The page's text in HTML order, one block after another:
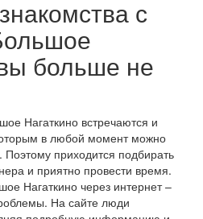
с
больше не
Нагаткино встречаются и
в любой момент можно
Поэтому приходится подбирать
и приятно провести время.
Нагаткино через интернет –
На сайте люди